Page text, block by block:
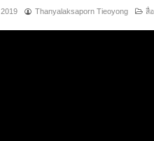
Thanyalaksaporn Tieoyong สื่